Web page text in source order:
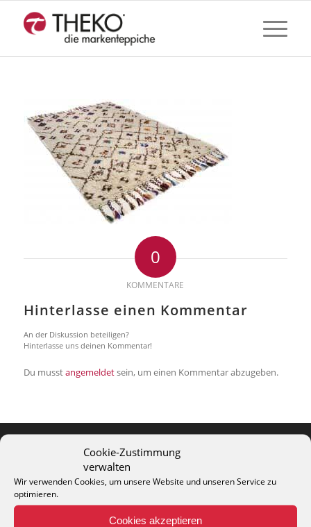
Cookie-Zustimmung
verwalten
Wir verwenden Cookies, um unsere Website und unseren Service zu
optimieren.
Cookies akzeptieren
0
KOMMENTARE
Hinterlasse einen Kommentar
An der Diskussion beteiligen?
Hinterlasse uns deinen Kommentar!
Du musstangemeldetsein, um einen Kommentar abzugeben.
THEO KELLER GMBH
Lohackerstr. 30
44867 Bochum
phone: + 49 (2327) 3083 - 20